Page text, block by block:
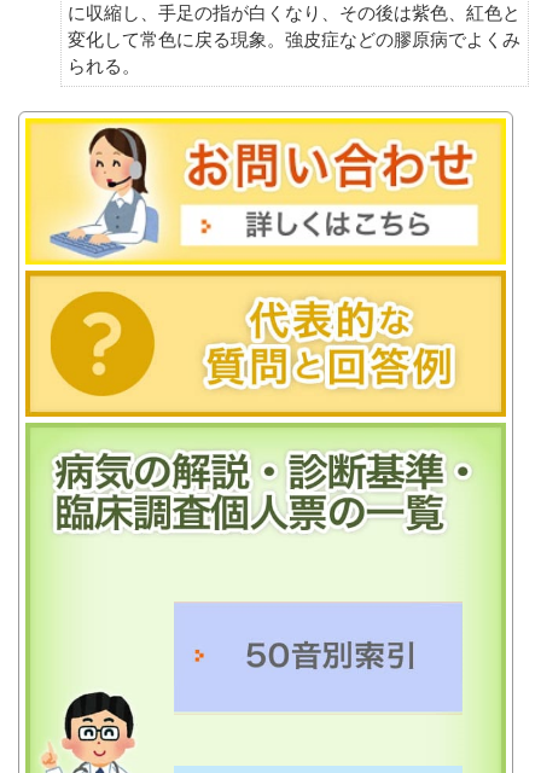
に収縮し、手足の指が白くなり、その後は紫色、紅色と
変化して常色に戻る現象。強皮症などの膠原病でよくみ
られる。